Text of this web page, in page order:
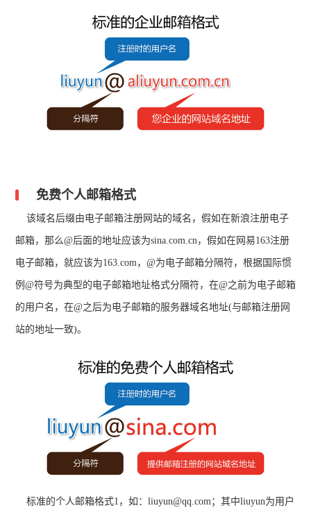
免费个人邮箱格式
该域名后缀由电子邮箱注册网站的域名，假如在新浪注册电子
邮箱，那么@后面的地址应该为sina.com.cn，假如在网易163注册
电子邮箱，就应该为163.com，@为电子邮箱分隔符，根据国际惯
例@符号为典型的电子邮箱地址格式分隔符，在@之前为电子邮箱
的用户名，在@之后为电子邮箱的服务器域名地址(与邮箱注册网
站的地址一致)。
标准的个人邮箱格式1，如：liuyun@qq.com；其中liuyun为用户